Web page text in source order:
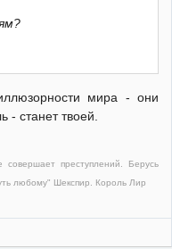
мира - они
станет твоей.
преступлений. Берусь
любому" Шекспир. Король Лир